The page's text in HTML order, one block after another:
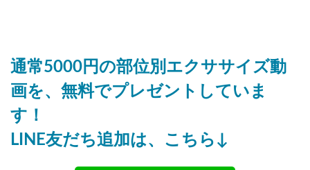
通常5000円の部位別エクササイズ動
画を、無料でプレゼントしていま
す！
LINE友だち追加は、こちら↓